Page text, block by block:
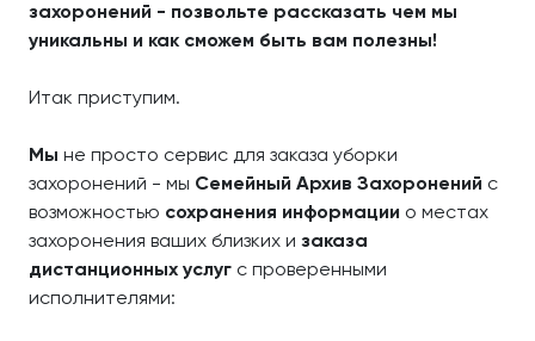
захоронений - позвольте рассказать чем мы
уникальны и как сможем быть вам полезны!
Итак приступим.
Мы не просто сервис для заказа уборки
захоронений - мы Семейный Архив Захоронений с
возможностью сохранения информации о местах
захоронения ваших близких и заказа
дистанционных услуг с проверенными
исполнителями: